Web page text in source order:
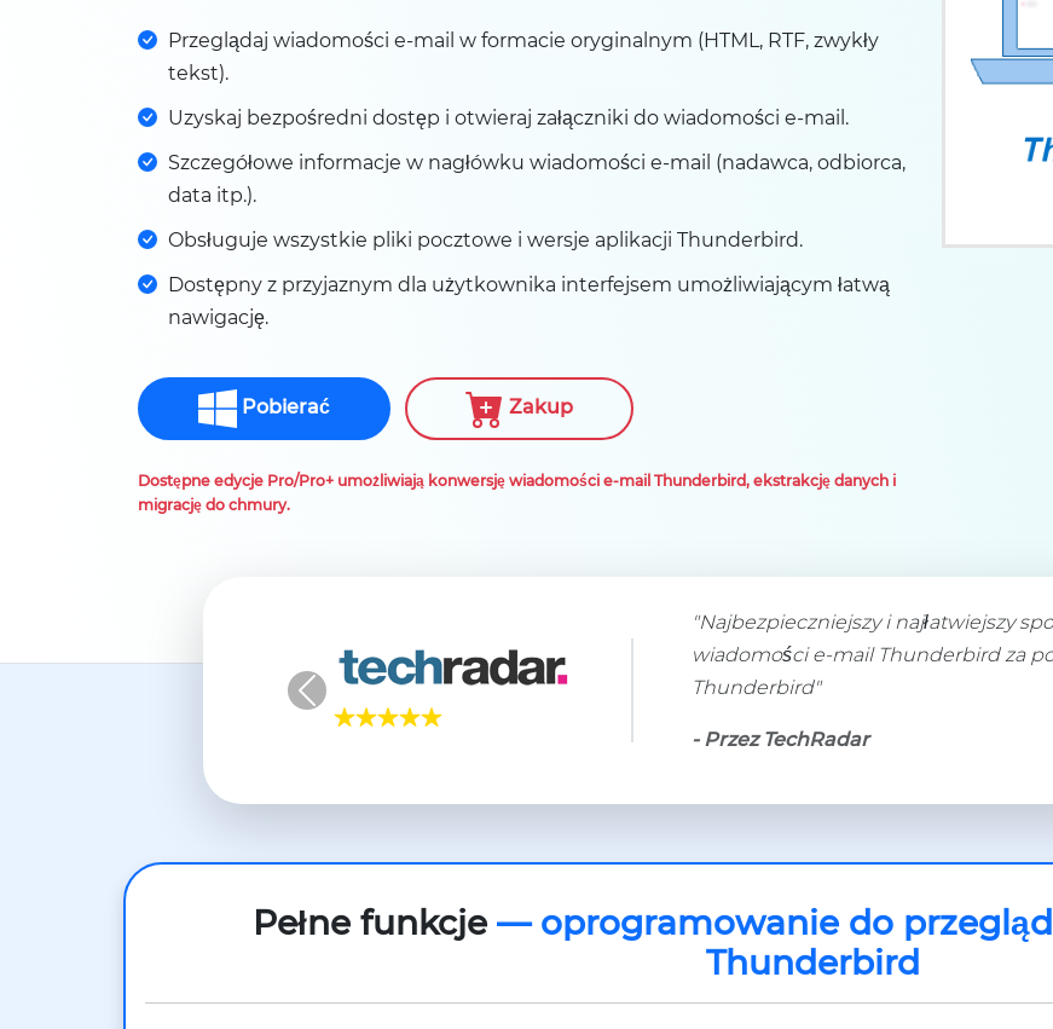
Przeglądaj wiadomości e-mail w formacie oryginalnym (HTML, RTF, zwykły
tekst).
Uzyskaj bezpośredni dostęp i otwieraj załączniki do wiadomości e-mail.
Szczegółowe informacje w nagłówku wiadomości e-mail (nadawca, odbiorca,
data itp.).
Obsługuje wszystkie pliki pocztowe i wersje aplikacji Thunderbird.
Dostępny z przyjaznym dla użytkownika interfejsem umożliwiającym łatwą
nawigację.
Pobierać Zakup
Dostępne edycje Pro/Pro+ umożliwiają konwersję wiadomości e-mail Thunderbird, ekstrakcję danych i
migrację do chmury.
"Najbezpieczniejszy i najłatwiejszy
wiadomości e-mail Thunderbird za
Thunderbird"
- Przez TechRadar
Previous
Pełne funkcje — oprogramowanie do
Thunderbird